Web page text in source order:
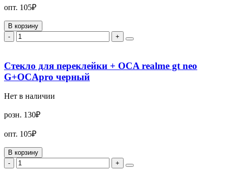
опт. 105₽
В корзину
-
+
Стекло для переклейки + OCA realme gt neo
G+OCApro черный
Нет в наличии
розн. 130₽
опт. 105₽
В корзину
-
+